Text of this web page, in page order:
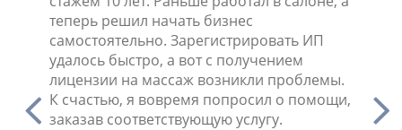
теперь решил начать бизнес
самостоятельно. Зарегистрировать ИП
удалось быстро, а вот с получением
лицензии на массаж возникли проблемы.
К счастью, я вовремя попросил о помощи,
заказав соответствующую услугу.